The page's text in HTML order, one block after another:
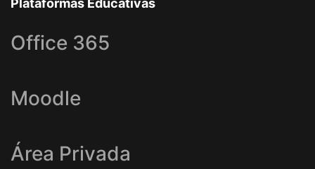
Plataformas Educativas
Office 365
Moodle
Área Privada